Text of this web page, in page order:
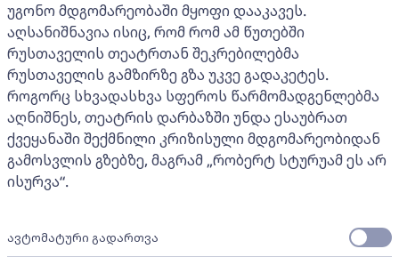
უგონო მდგომარეობაში მყოფი დააკავეს.
აღსანიშნავია ისიც, რომ რომ ამ წუთებში
რუსთაველის თეატრთან შეკრებილებმა
რუსთაველის გამზირზე გზა უკვე გადაკეტეს.
როგორც სხვადასხვა სფეროს წარმომადგენლებმა
აღნიშნეს, თეატრის დარბაზში უნდა ესაუბრათ
ქვეყანაში შექმნილი კრიზისული მდგომარეობიდან
გამოსვლის გზებზე, მაგრამ „რობერტ სტურუამ ეს არ
ისურვა“.
ავტომატური გადართვა